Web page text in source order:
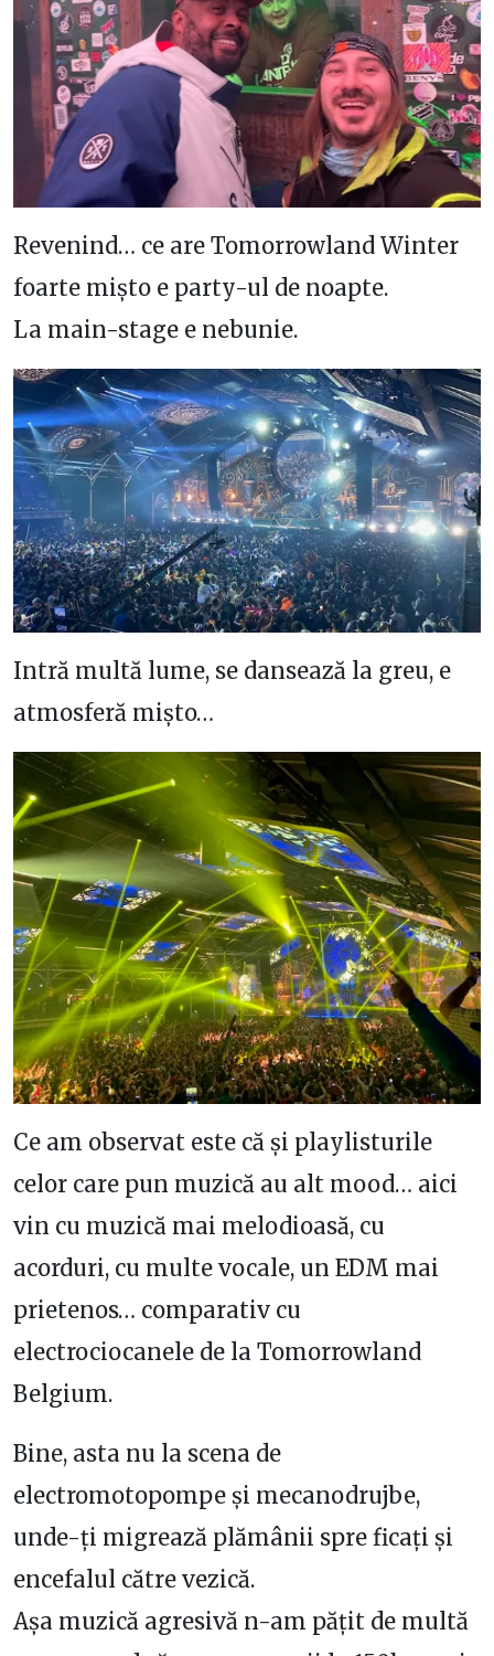
Revenind… ce are Tomorrowland Winter
foarte mișto e party-ul de noapte.
La main-stage e nebunie.
Intră multă lume, se dansează la greu, e
atmosferă mișto…
Ce am observat este că și playlisturile
celor care pun muzică au alt mood… aici
vin cu muzică mai melodioasă, cu
acorduri, cu multe vocale, un EDM mai
prietenos… comparativ cu
electrociocanele de la Tomorrowland
Belgium.
Bine, asta nu la scena de
electromotopompe și mecanodrujbe,
unde-ți migrează plămânii spre ficați și
encefalul către vezică.
Așa muzică agresivă n-am pățit de multă